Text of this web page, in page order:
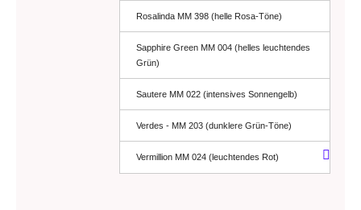
Rosalinda MM 398 (helle Rosa-Töne)
Sapphire Green MM 004 (helles leuchtendes
Grün)
Sautere MM 022 (intensives Sonnengelb)
Verdes - MM 203 (dunklere Grün-Töne)
Vermillion MM 024 (leuchtendes Rot)